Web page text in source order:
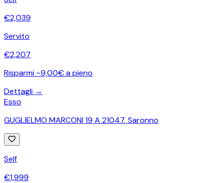
€2,039
Servito
€2,207
Risparmi ~9,00€ a pieno
Dettagli →
Esso
GUGLIELMO MARCONI 19 A 21047,Saronno
Self
€1,999